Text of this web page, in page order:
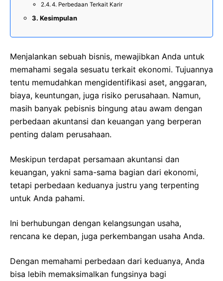
4. Perbedaan Terkait Karir
Kesimpulan
Menjalankan sebuah bisnis, mewajibkan Anda untuk
memahami segala sesuatu terkait ekonomi. Tujuannya
tentu memudahkan mengidentifikasi aset, anggaran,
biaya, keuntungan, juga risiko perusahaan. Namun,
masih banyak pebisnis bingung atau awam dengan
perbedaan akuntansi dan keuangan yang berperan
penting dalam perusahaan.
Meskipun terdapat persamaan akuntansi dan
keuangan, yakni sama-sama bagian dari ekonomi,
tetapi perbedaan keduanya justru yang terpenting
untuk Anda pahami.
Ini berhubungan dengan kelangsungan usaha,
rencana ke depan, juga perkembangan usaha Anda.
Dengan memahami perbedaan dari keduanya, Anda
bisa lebih memaksimalkan fungsinya bagi